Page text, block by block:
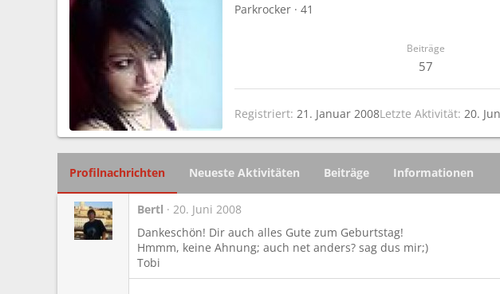
Parkrocker · 41
Beiträge
57
Registriert 21. Januar 2008Letzte Aktivität 20.
Profilnachrichten Neueste Aktivitäten Beiträge Informationen
Bertl
20. Juni 2008
Dankeschön! Dir auch alles Gute zum Geburtstag!
Hmmm, keine Ahnung; auch net anders? sag dus mir;)
Tobi